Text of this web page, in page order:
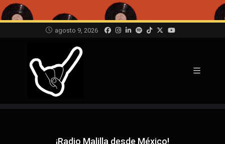
agosto 9, 2026
¡Radio Malilla desde México!